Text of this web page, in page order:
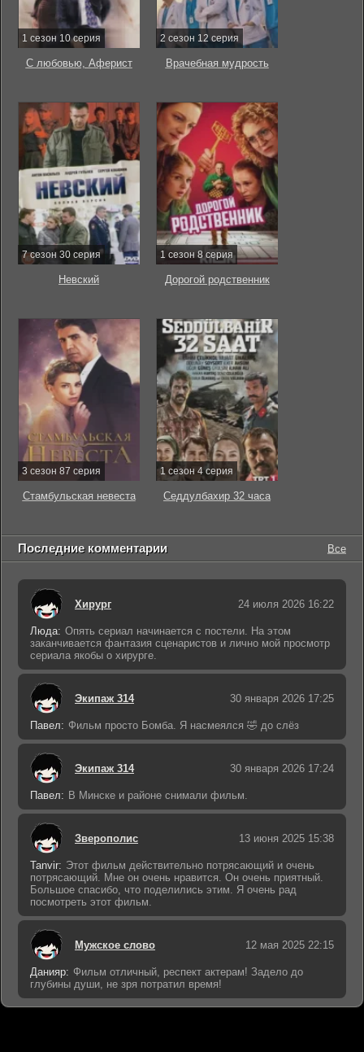
1 сезон 10 серия
С любовью, Аферист
2 сезон 12 серия
Врачебная мудрость
7 сезон 30 серия
Невский
1 сезон 8 серия
Дорогой родственник
3 сезон 87 серия
Стамбульская невеста
1 сезон 4 серия
Седдулбахир 32 часа
Последние комментарии Все
Хирург 24 июля 2026 16:22
Люда: Опять сериал начинается с постели. На этом
заканчивается фантазия сценаристов и лично мой просмотр
сериала якобы о хирурге.
Экипаж 314 30 января 2026 17:25
Павел: Фильм просто Бомба. Я насмеялся 🤣 до слёз
Экипаж 314 30 января 2026 17:24
Павел: В Минске и районе снимали фильм.
Зверополис 13 июня 2025 15:38
Tanvir: Этот фильм действительно потрясающий и очень
потрясающий. Мне он очень нравится. Он очень приятный.
Большое спасибо, что поделились этим. Я очень рад
посмотреть этот фильм.
Мужское слово 12 мая 2025 22:15
Данияр: Фильм отличный, респект актерам! Задело до
глубины души, не зря потратил время!